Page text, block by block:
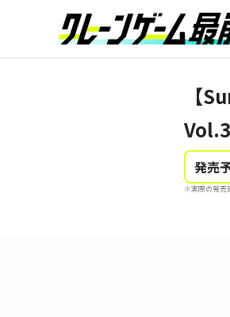
【
Vol.3
発売
※実際の発売